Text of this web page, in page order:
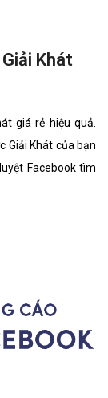
Khát
giá rẻ hiệu quả.
Giải Khát của bạn
Facebook tìm